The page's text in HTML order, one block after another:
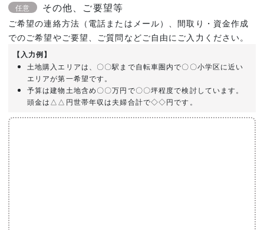
任意 その他、ご要望等
ご希望の連絡方法（電話またはメール）、間取り・資金作成
でのご希望やご要望、ご質問などご自由にご入力ください。
【入力例】
土地購入エリアは、〇〇駅まで自転車圏内で〇〇小学区に近い
エリアが第一希望です。
予算は建物土地含め〇〇万円で〇〇坪程度で検討しています。
頭金は△△円世帯年収は夫婦合計で◇◇円です。